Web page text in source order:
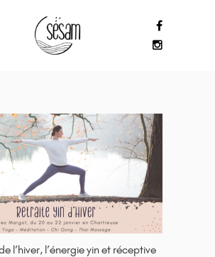
l’hiver, l’énergie yin et réceptive